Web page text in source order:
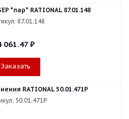
*пар* RATIONAL 87.01.148
87.01.148
061.47 ₽
Заказать
RATIONAL 50.01.471P
50.01.471P